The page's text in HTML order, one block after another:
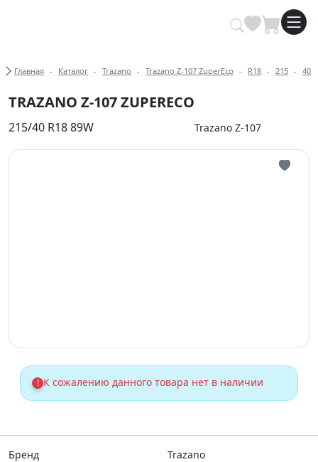
Купить автомобильные шины
Хлебные крошки
Главная Каталог Trazano Trazano Z-107 ZuperEco R18 215 40
TRAZANO Z-107 ZUPERECO
215/40 R18 89W Trazano Z-107
! К сожалению данного товара нет в наличии
Бренд
Trazano